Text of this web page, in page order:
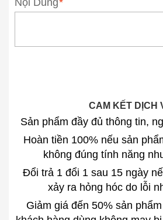
CAM KẾT DỊCH
Sản phẩm đầy đủ thông tin,
Hoàn tiền 100% nếu sản
không đúng tính năng
Đổi trả 1 đổi 1 sau 15 ngày
xảy ra hỏng hóc do lỗi
Giảm giá đến 50% sản